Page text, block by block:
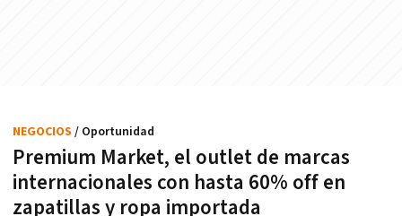
Premium Market, el outlet de marcas
internacionales con hasta 60% off en
zapatillas y ropa importada
NEGOCIOS / Oportunidad